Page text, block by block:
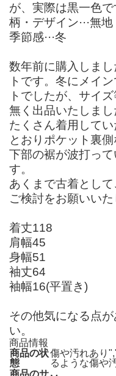
が、実際は黒一色で
柄・デザイン···無地
季節感···冬
数年前に購入しま
トです。冬にメイ
トでしたが、サイ
無く出品いたしまし
たくさん着用して
とおりポケット裏
下部の裾が波打っ
す。
あくまで古着とし
ご検討をお願いいた
着丈118
肩幅45
身幅51
袖丈64
袖幅16(平置き)
その他気になる点
い。
商品情報
商品の状
態
傷や汚れあり
るような傷や
商品のサ